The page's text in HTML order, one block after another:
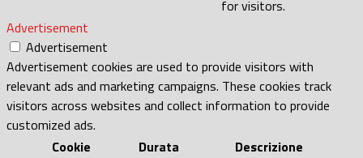
for visitors.
Advertisement
Advertisement
Advertisement cookies are used to provide visitors with
relevant ads and marketing campaigns. These cookies track
visitors across websites and collect information to provide
customized ads.
Cookie
Durata Descrizione